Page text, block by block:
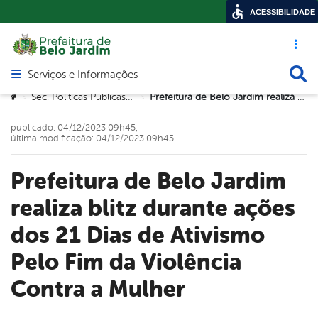
Acesso
Abrir menu principal de navegação
Serviços e Informações
Você está aqui:
> Sec. Políticas Públicas para a Mulher > Prefeitura de Belo Jardim realiza blitz durante ações dos 21 Dias de Ativismo Pelo Fim da Violência Contra a Mulher
Prefeitura de Belo Jardim
realiza blitz durante ações
dos 21 Dias de Ativismo
Pelo Fim da Violência
Contra a Mulher
publicado: 04/12/2023 09h45,
última modificação: 04/12/2023 09h45
ACESSIBILIDADE